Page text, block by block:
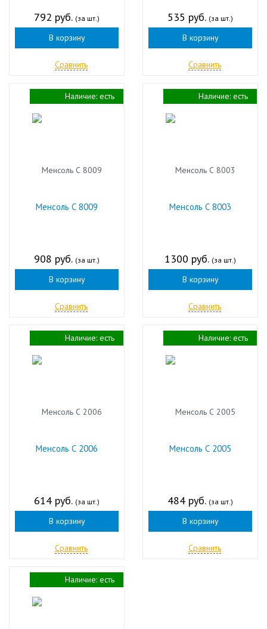
792 руб. (за шт.)
В корзину
Сравнить
535 руб. (за шт.)
В корзину
Сравнить
Менсоль С 8009
908 руб. (за шт.)
В корзину
Сравнить
Наличие: есть
Менсоль С 8003
1300 руб. (за шт.)
В корзину
Сравнить
Наличие: есть
Менсоль С 2006
614 руб. (за шт.)
В корзину
Сравнить
Наличие: есть
Менсоль С 2005
484 руб. (за шт.)
В корзину
Сравнить
Наличие: есть
Наличие: есть